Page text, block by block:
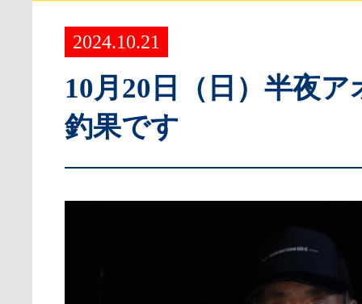
2024.10.21
10月20日（日）半夜
釣果です